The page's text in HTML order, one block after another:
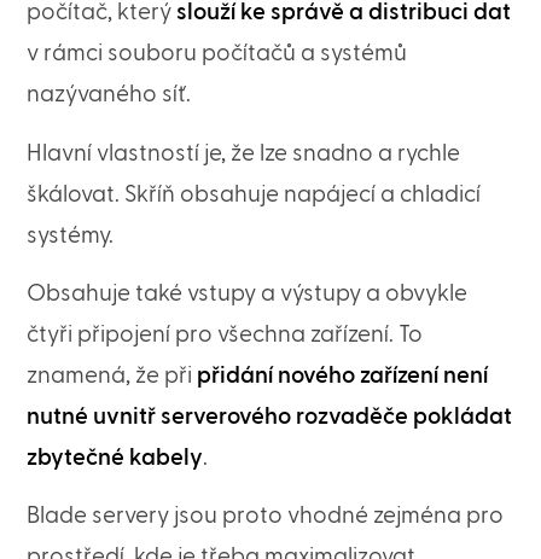
počítač, který slouží ke správě a distribuci dat
v rámci souboru počítačů a systémů
nazývaného síť.
Hlavní vlastností je, že lze snadno a rychle
škálovat. Skříň obsahuje napájecí a chladicí
systémy.
Obsahuje také vstupy a výstupy a obvykle
čtyři připojení pro všechna zařízení. To
znamená, že při přidání nového zařízení není
nutné uvnitř serverového rozvaděče pokládat
zbytečné kabely.
Blade servery jsou proto vhodné zejména pro